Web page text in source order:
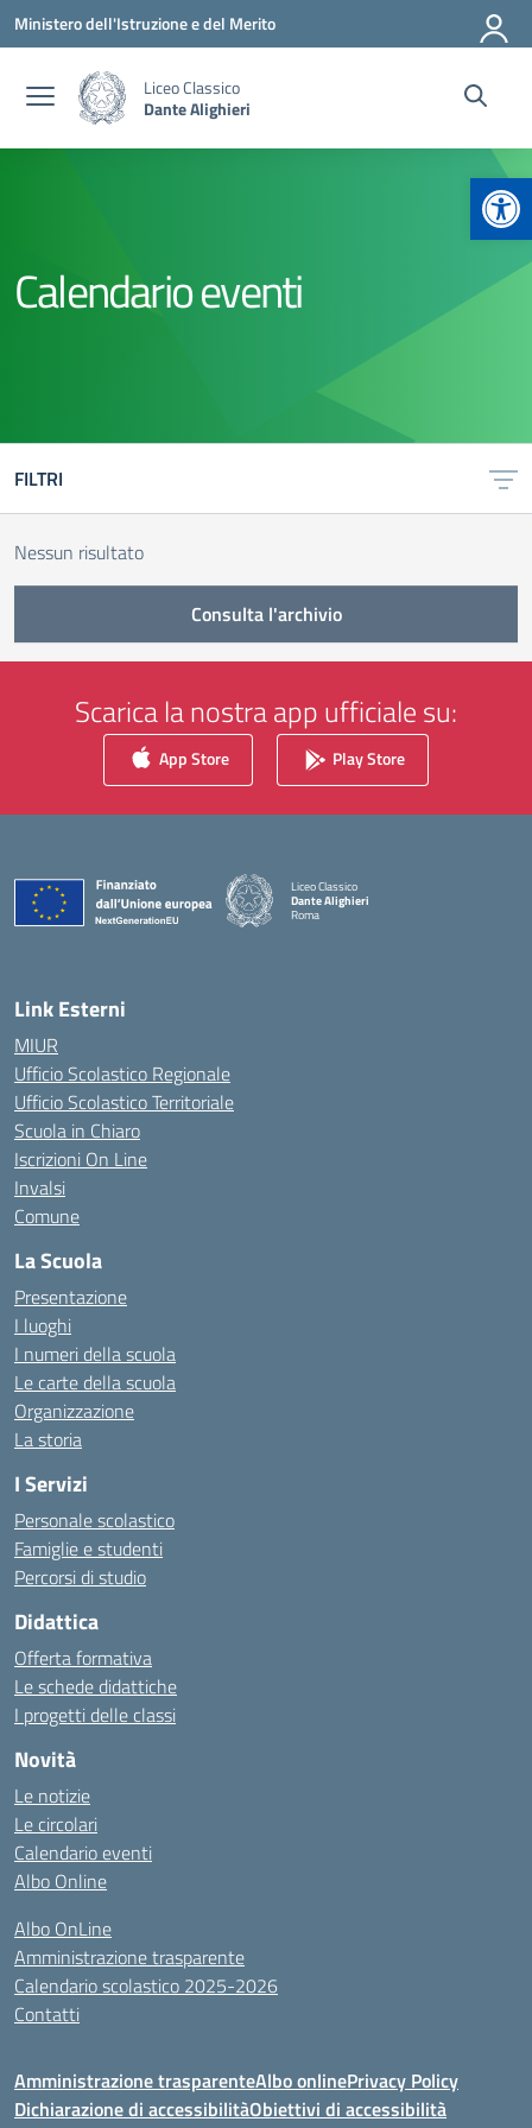
Vai ai contenuti
Vai al menu di navigazione
Vai al footer
Ministero dell'Istruzione e del Merito
Liceo Classico
Dante Alighieri
Calendario eventi
FILTRI
Nessun risultato
Consulta l'archivio
Scarica la nostra app ufficiale su:
App Store Play Store
Liceo Classico
Dante Alighieri
Roma
Link Esterni
MIUR
Ufficio Scolastico Regionale
Ufficio Scolastico Territoriale
Scuola in Chiaro
Iscrizioni On Line
Invalsi
Comune
La Scuola
Presentazione
I luoghi
I numeri della scuola
Le carte della scuola
Organizzazione
La storia
I Servizi
Personale scolastico
Famiglie e studenti
Percorsi di studio
Didattica
Offerta formativa
Le schede didattiche
I progetti delle classi
Novità
Le notizie
Le circolari
Calendario eventi
Albo Online
Albo OnLine
Amministrazione trasparente
Calendario scolastico 2025-2026
Contatti
Amministrazione trasparenteAlbo onlinePrivacy Policy
Dichiarazione di accessibilitàObiettivi di accessibilità